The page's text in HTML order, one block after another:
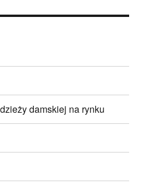
damskiej na rynku